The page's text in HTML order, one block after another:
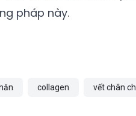
pháp này.
collagen vết chân